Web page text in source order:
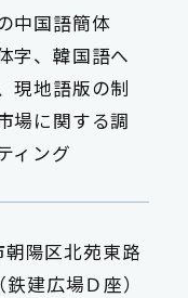
中国語簡体
字、韓国語へ
現地語版の制
場に関する調
ィング
陽区北苑東路
建広場Ｄ座）